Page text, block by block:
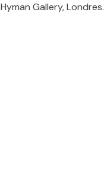
Hyman Gallery, Londres.